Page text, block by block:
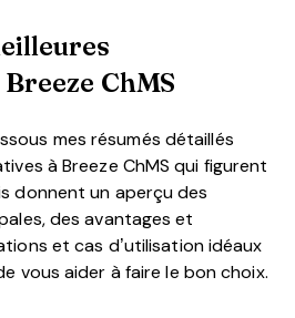
ChMS
mes résumés détaillés
à Breeze ChMS qui figurent
donnent un aperçu des
des avantages et
et cas d’utilisation idéaux
vous aider à faire le bon choix.